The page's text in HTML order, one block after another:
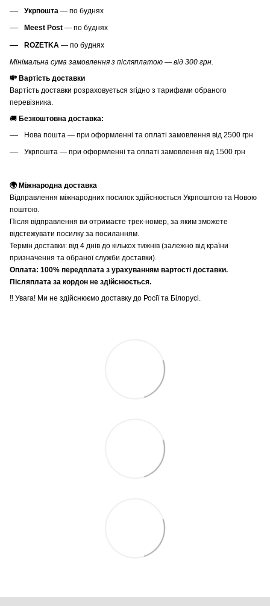
Укрпошта — по буднях
Meest Post — по буднях
ROZETKA — по буднях
Мінімальна сума замовлення з післяплатою — від 300 грн.
💸 Вартість доставки
Вартість доставки розраховується згідно з тарифами обраного
перевізника.
🚚 Безкоштовна доставка:
Нова пошта — при оформленні та оплаті замовлення від 2500 грн
Укрпошта — при оформленні та оплаті замовлення від 1500 грн
🌍 Міжнародна доставка
Відправлення міжнародних посилок здійснюється Укрпоштою та Новою
поштою.
Після відправлення ви отримаєте трек-номер, за яким зможете
відстежувати посилку за посиланням.
Термін доставки: від 4 днів до кількох тижнів (залежно від країни
призначення та обраної служби доставки).
Оплата: 100% передплата з урахуванням вартості доставки.
Післяплата за кордон не здійснюється.
‼️ Увага! Ми не здійснюємо доставку до Росії та Білорусі.